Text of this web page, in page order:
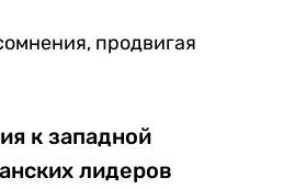
продвигая
к западной
лидеров